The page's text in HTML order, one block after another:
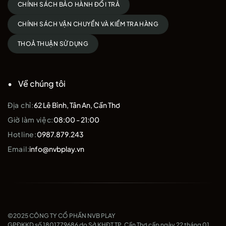
CHÍNH SÁCH BẢO HÀNH ĐỔI TRẢ
CHÍNH SÁCH VẬN CHUYỂN VÀ KIỂM TRA HÀNG
THOẢ THUẬN SỬ DỤNG
Về chúng tôi
Địa chỉ:62 Lê Bình, Tân An, Cần Thơ
Giờ làm việc:08:00 - 21:00
Hotline:0987.879.243
Email:info@nvbplay.vn
©2025 CÔNG TY CỔ PHẦN NVB PLAY